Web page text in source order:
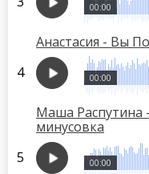
00:00
Анастасия - Вы
00:00
Маша Распутина
минусовка
00:00